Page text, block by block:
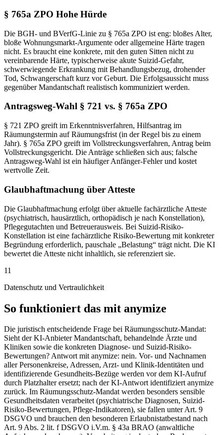
§ 765a ZPO Hohe Hürde
Die BGH- und BVerfG-Linie zu § 765a ZPO ist eng: bloßes Alter,
bloße Wohnungsmarkt-Argumente oder allgemeine Härte tragen
nicht. Es braucht eine konkrete, mit den guten Sitten nicht zu
vereinbarende Härte, typischerweise akute Suizid-Gefahr,
schwerwiegende Erkrankung mit Behandlungsbezug, drohender
Tod, Schwangerschaft kurz vor Geburt. Die Erfolgsaussicht muss
gegenüber Mandantschaft realistisch kommuniziert werden.
Antragsweg-Wahl § 721 vs. § 765a ZPO
§ 721 ZPO greift im Erkenntnisverfahren, Hilfsantrag im
Räumungstermin auf Räumungsfrist (in der Regel bis zu einem
Jahr). § 765a ZPO greift im Vollstreckungsverfahren, Antrag beim
Vollstreckungsgericht. Die Anträge schließen sich aus; falsche
Antragsweg-Wahl ist ein häufiger Anfänger-Fehler und kostet
wertvolle Zeit.
Glaubhaftmachung über Atteste
Die Glaubhaftmachung erfolgt über aktuelle fachärztliche Atteste
(psychiatrisch, hausärztlich, orthopädisch je nach Konstellation),
Pflegegutachten und Betreuerausweis. Bei Suizid-Risiko-
Konstellation ist eine fachärztliche Risiko-Bewertung mit konkreter
Begründung erforderlich, pauschale „Belastung“ trägt nicht. Die KI
bewertet die Atteste nicht inhaltlich, sie referenziert sie.
11
Datenschutz und Vertraulichkeit
So funktioniert das mit anymize
Die juristisch entscheidende Frage bei Räumungsschutz-Mandat:
Sieht der KI-Anbieter Mandantschaft, behandelnde Ärzte und
Kliniken sowie die konkreten Diagnose- und Suizid-Risiko-
Bewertungen? Antwort mit anymize: nein. Vor- und Nachnamen
aller Personenkreise, Adressen, Arzt- und Klinik-Identitäten und
identifizierende Gesundheits-Bezüge werden vor dem KI-Aufruf
durch Platzhalter ersetzt; nach der KI-Antwort identifiziert anymize
zurück. Im Räumungsschutz-Mandat werden besonders sensible
Gesundheitsdaten verarbeitet (psychiatrische Diagnosen, Suizid-
Risiko-Bewertungen, Pflege-Indikatoren), sie fallen unter Art. 9
DSGVO und brauchen den besonderen Erlaubnistatbestand nach
Art. 9 Abs. 2 lit. f DSGVO i.V.m. § 43a BRAO (anwaltliche